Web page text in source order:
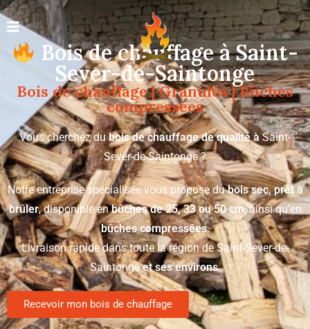
Bois de chauffage à Saint-
Sever-de-Saintonge
Bois de chauffage | Granulés | Bûches
compressées
Vous cherchez dubois de chauffage de qualité àSaint-
Sever-de-Saintonge ?
Notre entreprise spécialisée vous propose dubois sec, prêt à
brûler, disponible enbûches de 25, 33 ou 50 cm, ainsi qu’en
bûches compressées.
Livraison rapide dans toute la région de Saint-Sever-de-
Saintongeet ses environs.
Recevoir mon bois de chauffage